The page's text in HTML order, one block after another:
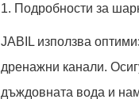
1. Подробности за
JABIL използва
дренажни канали.
дъждовната вода и